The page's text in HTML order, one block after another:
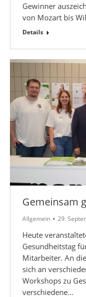
Gewinner
von Mozart bis
Details
Gemeinsam
Allgemein 29.
Heute
Gesundheitstag
Mitarbeiter. An
sich an
Workshops zu
verschiedene…